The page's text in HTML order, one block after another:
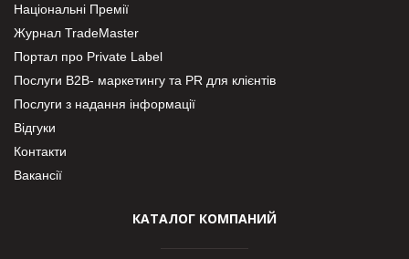
Національні Премії
Журнал TradeMaster
Портал про Private Label
Послуги В2В- маркетингу та PR для клієнтів
Послуги з надання інформації
Відгуки
Контакти
Вакансії
КАТАЛОГ КОМПАНИЙ